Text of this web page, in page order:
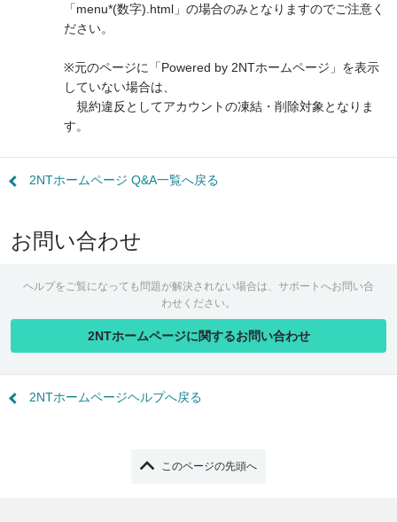
「menu*(数字).html」の場合のみとなりますのでご注意く
ださい。
※元のページに「Powered by 2NTホームページ」を表示
していない場合は、
規約違反としてアカウントの凍結・削除対象となりま
す。
2NTホームページ Q&A一覧へ戻る
お問い合わせ
ヘルプをご覧になっても問題が解決されない場合は、サポートへお問い合
わせください。
2NTホームページに関するお問い合わせ
2NTホームページヘルプへ戻る
このページの先頭へ